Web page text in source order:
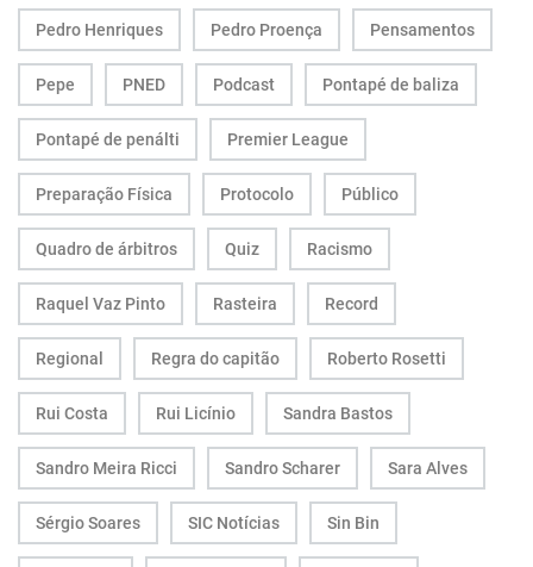
Pedro Henriques Pedro Proença Pensamentos
Pepe PNED Podcast Pontapé de baliza
Pontapé de penálti Premier League
Preparação Física Protocolo Público
Quadro de árbitros Quiz Racismo
Raquel Vaz Pinto Rasteira Record
Regional Regra do capitão Roberto Rosetti
Rui Costa Rui Licínio Sandra Bastos
Sandro Meira Ricci Sandro Scharer Sara Alves
Sérgio Soares SIC Notícias Sin Bin